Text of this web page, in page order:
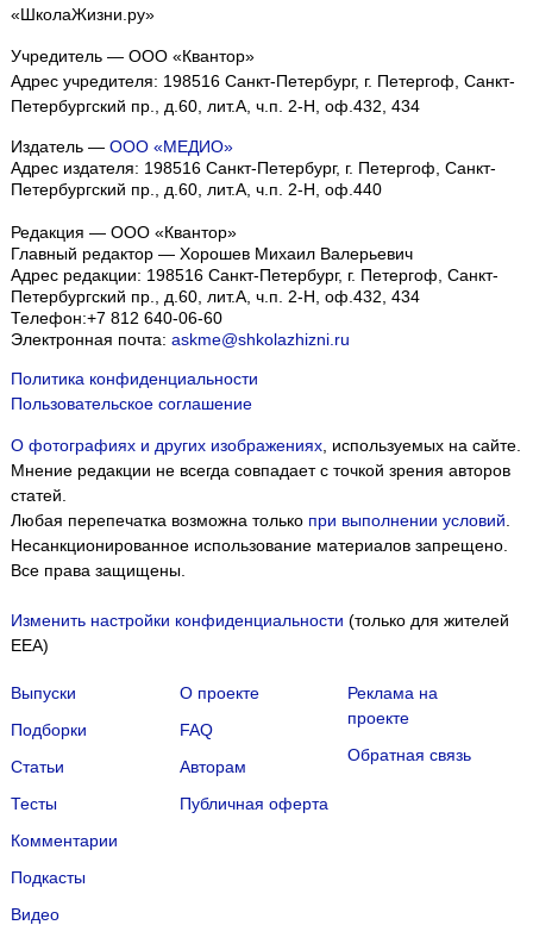
«ШколаЖизни.ру»
Учредитель — ООО «Квантор»
Адрес учредителя: 198516 Санкт-Петербург, г. Петергоф, Санкт-
Петербургский пр., д.60, лит.А, ч.п. 2-Н, оф.432, 434
Издатель — ООО «МЕДИО»
Адрес издателя: 198516 Санкт-Петербург, г. Петергоф, Санкт-
Петербургский пр., д.60, лит.А, ч.п. 2-Н, оф.440
Редакция — ООО «Квантор»
Главный редактор — Хорошев Михаил Валерьевич
Адрес редакции: 198516 Санкт-Петербург, г. Петергоф Санкт-
Петербургский пр., д.60, лит.А, ч.п. 2-Н, оф.432, 434
Телефон:+7 812 640-06-60
Электронная почта: askme@shkolazhizni.ru
Политика конфиденциальности
Пользовательское соглашение
О фотографиях и других изображениях, используемых на сайте.
Мнение редакции не всегда совпадает с точкой зрения авторов
статей.
Любая перепечатка возможна только при выполнении условий
Несанкционированное использование материалов запрещено.
Все права защищены.
Изменить настройки конфиденциальности (только для жителей
EEA)
Выпуски
Подборки
Статьи
Тесты
Комментарии
Подкасты
Видео
О проекте
FAQ
Авторам
Публичная оферта
Реклама на
проекте
Обратная связь